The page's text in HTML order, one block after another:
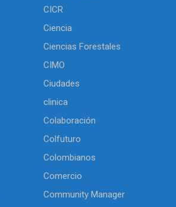
CICR
Ciencia
Ciencias Forestales
CIMO
Ciudades
clinica
Colaboración
Colfuturo
Colombianos
Comercio
Community Manager